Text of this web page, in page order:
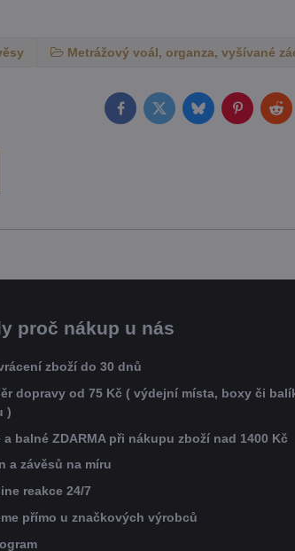
Metrážový voál, organza, vyšívané
FacebookTwitterBlueskyPinterest
proč nákup u nás
zboží do 30 dnů
dopravy od 75 Kč ( výdejní místa, boxy či
)
a balné ZDARMA při nákupu zboží nad 1400 Kč
a závěsů na míru
reakce 24/7
přímo u značkových výrobců